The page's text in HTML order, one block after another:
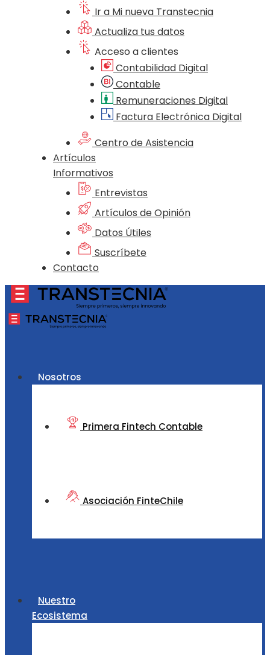
Ir a Mi nueva Transtecnia
Actualiza tus datos
Acceso a clientes
Contabilidad Digital
Contable
Remuneraciones Digital
Factura Electrónica Digital
Centro de Asistencia
Artículos
Informativos
Entrevistas
Artículos de Opinión
Datos Útiles
Suscríbete
Contacto
Nosotros
Primera Fintech Contable
Asociación FinteChile
Nuestro
Ecosistema